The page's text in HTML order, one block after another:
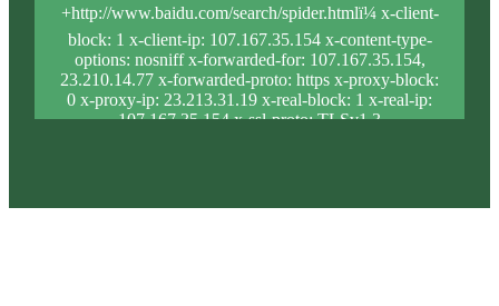
+http://www.baidu.com/search/spider.htmlï¼ x-client-
block: 1 x-client-ip: 107.167.35.154 x-content-type-
options: nosniff x-forwarded-for: 107.167.35.154,
23.210.14.77 x-forwarded-proto: https x-proxy-block:
0 x-proxy-ip: 23.213.31.19 x-real-block: 1 x-real-ip:
107.167.35.154 x-ssl-proto: TLSv1.3